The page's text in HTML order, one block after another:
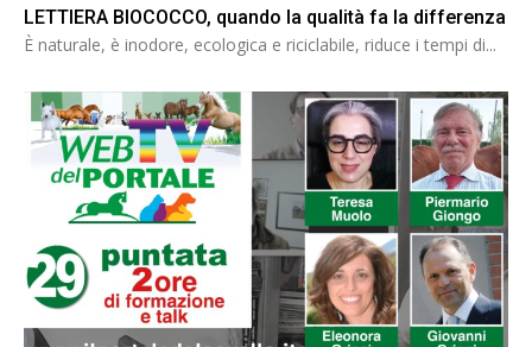
LETTIERA BIOCOCCO, quando la qualità fa la differenza
È naturale, è inodore, ecologica e riciclabile, riduce i tempi di...